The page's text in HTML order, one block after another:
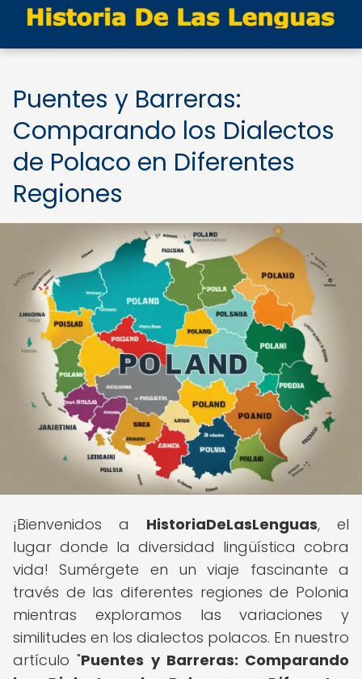
Puentes y Barreras:
Comparando los Dialectos
de Polaco en Diferentes
Regiones
¡Bienvenidos a HistoriaDeLasLenguas, el
lugar donde la diversidad lingüística cobra
vida! Sumérgete en un viaje fascinante a
través de las diferentes regiones de Polonia
mientras exploramos las variaciones y
similitudes en los dialectos polacos. En nuestro
artículo "Puentes y Barreras: Comparando